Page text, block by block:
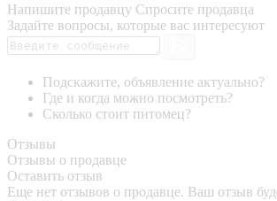
Напишите продавцу Спросите продавца
Задайте вопросы, которые вас интересуют
Подскажите, объявление актуально?
Где и когда можно посмотреть?
Сколько стоит питомец?
Отзывы
Отзывы о продавце
Оставить отзыв
Еще нет отзывов о продавце. Ваш отзыв